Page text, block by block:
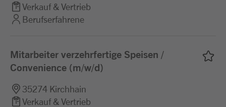
Verkauf & Vertrieb
Berufserfahrene
Mitarbeiter verzehrfertige Speisen /
Convenience (m/w/d)
35274 Kirchhain
Verkauf & Vertrieb